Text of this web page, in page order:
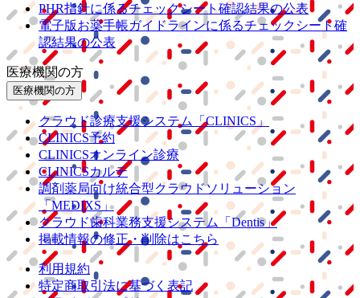
PHR指針に係るチェックシート確認結果の公表
電子版お薬手帳ガイドラインに係るチェックシート確
認結果の公表
医療機関の方
医療機関の方
クラウド診療支援システム
「CLINICS」
CLINICS予約
CLINICSオンライン診療
CLINICSカルテ
調剤薬局向け統合型クラウドソリューション
「MEDIXS」
クラウド歯科業務支援システム
「Dentis」
掲載情報の修正・削除はこちら
利用規約
特定商取引法に基づく表記